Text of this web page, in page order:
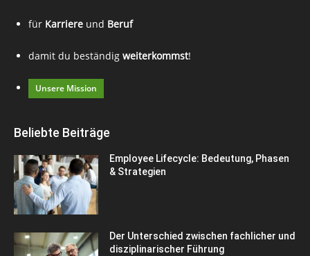
für Karriere und Beruf
damit du beständig weiterkommst!
Unsere Mission
Beliebte Beiträge
Employee Lifecycle: Bedeutung, Phasen
& Strategien
Der Unterschied zwischen fachlicher und
disziplinarischer Führung